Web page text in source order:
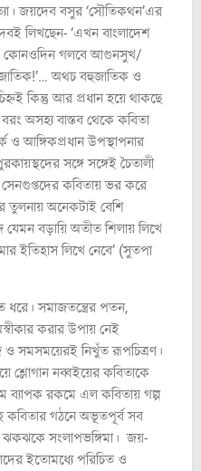
জয়দেব বসুর ‘সৌতিকথন’এর
লিখছেন- ‘এখন বাংলাদেশ
কোনওদিন গলবে আগুনসুখ/
অথচ বহুজাতিক ও
কিন্তু আর প্রধান হয়ে থাকছে
অসহ্য বাস্তব থেকে কবিতা
ও আঙ্গিকপ্রধান উপস্থাপনার
সঙ্গে সঙ্গেই চৈতালী
সেনগুপ্তদের কবিতায় ভর করে
অনেকটাই বেশি
যেমন বড়ায়ি অতীত শিলায় লিখে
ইতিহাস লিখে নেবে’ (সুতপা
সমাজতন্ত্রের পতন,
করার উপায় নেই
ও সমসময়েরই নিখুঁত রূপচিত্রণ।
শ্লোগান নব্বইয়ের কবিতাকে
ব্যাপক রকমে এল কবিতায় গল্প
কবিতার গঠনে অভূতপূর্ব সব
ঝকঝকে সংলাপভঙ্গিমা। জয়-
ইতোমধ্যে পরিচিত ও